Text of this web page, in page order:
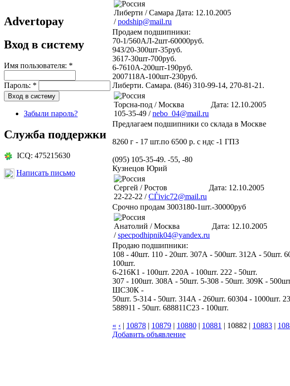
Advertopay
Вход в систему
Имя пользователя: *
Пароль: *
Забыли пароль?
Служба поддержки
ICQ: 475215630
Написать письмо
Либерти / Самара
/podship@mail.ru
Дата: 12.10.2005
Продаем подшипники:
70-1/560АЛ-2шт-60000руб.
943/20-300шт-35руб.
3617-30шт-700руб.
6-7610А-200шт-190руб.
2007118А-100шт-230руб.
Либерти. Самара. (846) 310-99-14, 270-81-21.
Торсна-под / Москва
105-35-49 /nebo_04@mail.ru
Дата: 12.10.2005
Предлагаем подшипники со склада в Москве
8260 г - 17 шт.по 6500 р. с ндс -1 ГПЗ
(095) 105-35-49. -55, -80
Кузнецов Юрий
Сергей / Ростов
22-22-22 /СЃivic72@mail.ru
Дата: 12.10.2005
Cрочно продам 3003180-1шт.-30000руб
Анатолий / Москва
/specpodhipnik04@yandex.ru
Дата: 12.10.2005
Продаю подшипники:
108 - 40шт. 110 - 20шт. 307А - 500шт. 312А - 50шт.
100шт.
6-216К1 - 100шт. 220А - 100шт. 222 - 50шт.
307 - 100шт. 308А - 50шт. 5-308 - 50шт. 309К -
ШС30К -
50шт. 5-314 - 50шт. 314А - 260шт. 60304 - 1000шт.
588911 - 50шт. 688811С23 - 100шт.
« ‹ | 10878 | 10879 | 10880 | 10881 | 10882 | 10883 |
Добавить объявление